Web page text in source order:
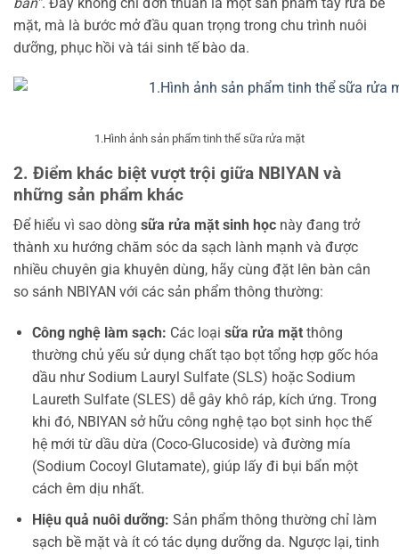
mặt, mà là bước mở đầu quan trọng trong chu trình nuôi
dưỡng, phục hồi và tái sinh tế bào da.
1.Hình ảnh sản phẩm tinh thể sữa rửa mặt
2. Điểm khác biệt vượt trội giữa NBIYAN và
những sản phẩm khác
Để hiểu vì sao dòng sữa rửa mặt sinh học này đang trở
thành xu hướng chăm sóc da sạch lành mạnh và được
nhiều chuyên gia khuyên dùng, hãy cùng đặt lên bàn cân
so sánh NBIYAN với các sản phẩm thông thường:
Công nghệ làm sạch: Các loại sữa rửa mặtthông
thường chủ yếu sử dụng chất tạo bọt tổng hợp gốc hóa
dầu như Sodium Lauryl Sulfate (SLS) hoặc Sodium
Laureth Sulfate (SLES) dễ gây khô ráp, kích ứng. Trong
khi đó, NBIYAN sở hữu công nghệ tạo bọt sinh học thế
hệ mới từ dầu dừa (Coco-Glucoside) và đường mía
(Sodium Cocoyl Glutamate), giúp lấy đi bụi bẩn một
cách êm dịu nhất.
Hiệu quả nuôi dưỡng: Sản phẩm thông thường chỉ làm
sạch bề mặt và ít có tác dụng dưỡng da. Ngược lại, tinh